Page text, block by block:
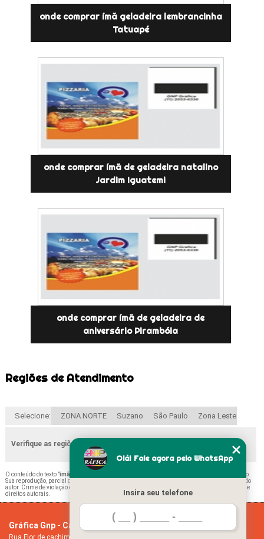
onde comprar ímã geladeira lembrancinha
Tatuapé
onde comprar ímã de geladeira natalino
Jardim Iguatemi
onde comprar ímã de geladeira de
aniversário Pirambóia
Regiões de Atendimento
Selecione: ZONA NORTE Suzano São Paulo Zona Leste
Verifique as regiões que atendemos
O conteúdo do texto "ímã de Geladeira de Aniversário Ponte Rasa
" é de direito reservado.
Sua reprodução, parcial ou total, mesmo citando nossos links, é proibida sem a autorização do
autor. Crime de violação de direito autoral – artigo 184 do Código Penal –
Lei 9610/98 - Lei de
direitos autorais.
Gráfica Gnp - Cartão de visita
Olá! Fale agora pelo WhatsApp
Insira seu telefone